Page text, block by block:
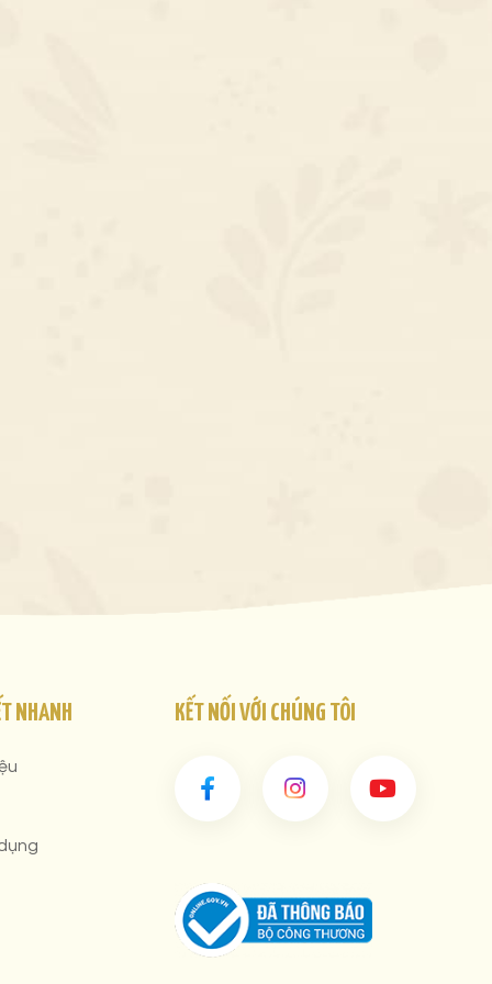
NHANH KẾT NỐI VỚI CHÚNG TÔI